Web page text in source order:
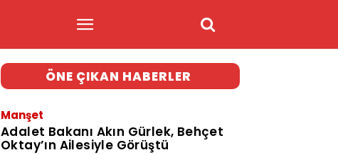
ÖNE ÇIKAN HABERLER
Manşet
Adalet Bakanı Akın Gürlek, Behçet
Oktay’ın Ailesiyle Görüştü